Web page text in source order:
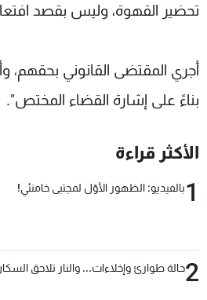
تحضير القهوة، وليس بقصد
أجري المقتضى القانوني بحقهم،
بناءً على إشارة القضاء المختص".
الأكثر قراءة
1بالفيديو: الظهور الأوّل لمجتبى خامنئي!
2حالة طوارئ وإخلاءات... والنار تلاحق